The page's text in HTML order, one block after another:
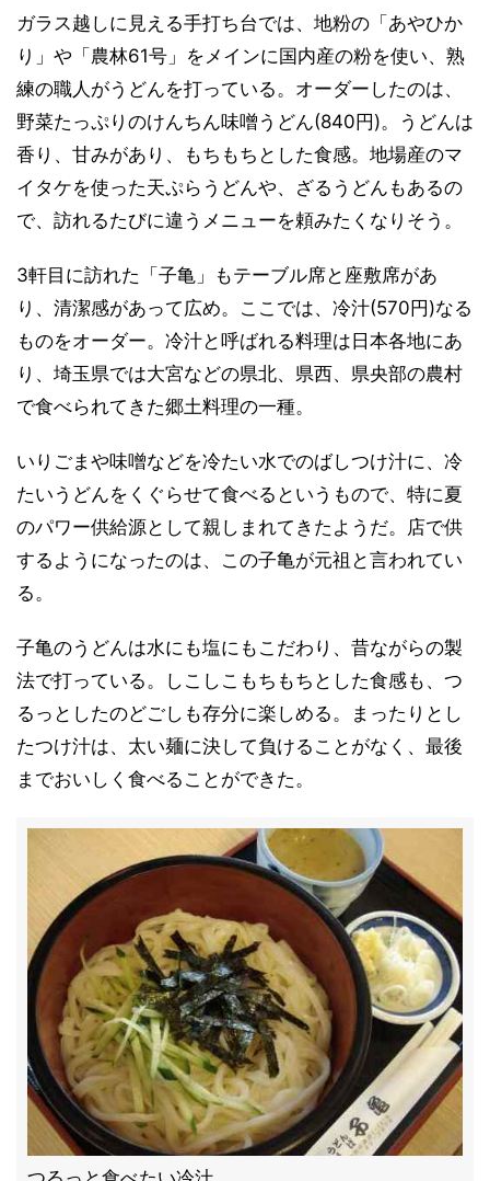
ガラス越しに見える手打ち台では、地粉の「あやひか
り」や「農林61号」をメインに国内産の粉を使い、熟
練の職人がうどんを打っている。オーダーしたのは、
野菜たっぷりのけんちん味噌うどん(840円)。うどんは
香り、甘みがあり、もちもちとした食感。地場産のマ
イタケを使った天ぷらうどんや、ざるうどんもあるの
で、訪れるたびに違うメニューを頼みたくなりそう。
3軒目に訪れた「子亀」もテーブル席と座敷席があ
り、清潔感があって広め。ここでは、冷汁(570円)なる
ものをオーダー。冷汁と呼ばれる料理は日本各地にあ
り、埼玉県では大宮などの県北、県西、県央部の農村
で食べられてきた郷土料理の一種。
いりごまや味噌などを冷たい水でのばしつけ汁に、冷
たいうどんをくぐらせて食べるというもので、特に夏
のパワー供給源として親しまれてきたようだ。店で供
するようになったのは、この子亀が元祖と言われてい
る。
子亀のうどんは水にも塩にもこだわり、昔ながらの製
法で打っている。しこしこもちもちとした食感も、つ
るっとしたのどごしも存分に楽しめる。まったりとし
たつけ汁は、太い麺に決して負けることがなく、最後
までおいしく食べることができた。